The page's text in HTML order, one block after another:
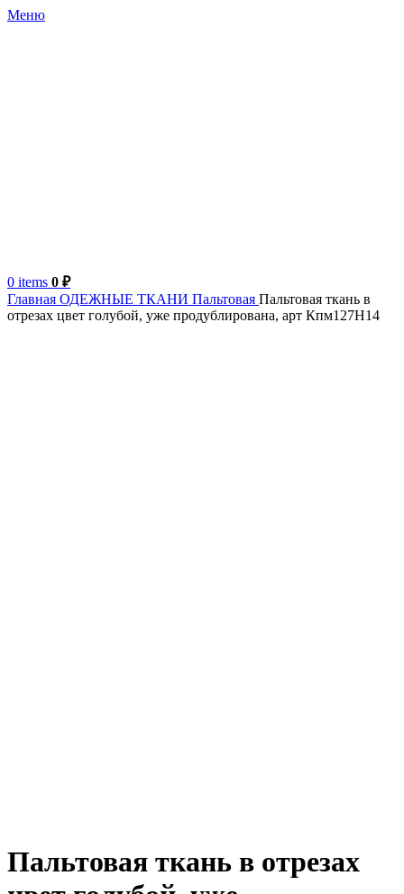
Меню
0 items 0 ₽
Главная ОДЕЖНЫЕ ТКАНИ Пальтовая Пальтовая ткань в
отрезах цвет голубой, уже продублирована, арт Кпм127Н14
Пальтовая ткань в отрезах